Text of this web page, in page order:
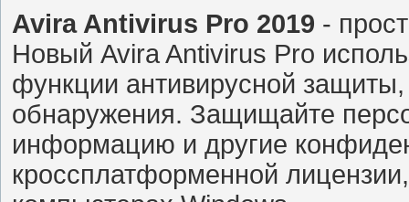
Avira Antivirus Pro 2019 -
Новый Avira Antivirus Pro
функции антивирусной
обнаружения. Защищайте
информацию и другие
кроссплатформенной